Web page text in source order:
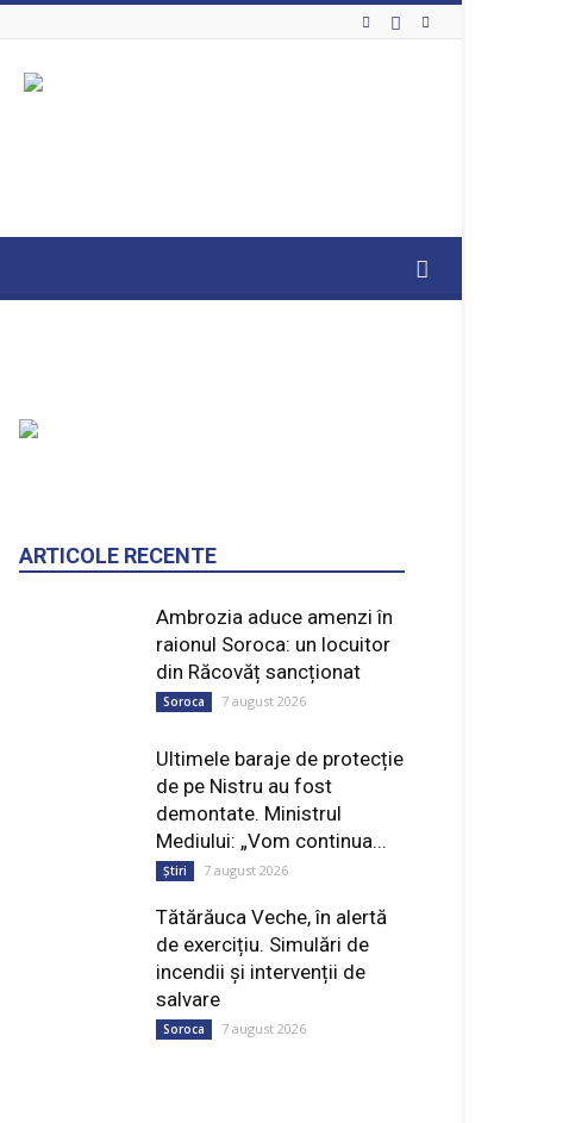
ARTICOLE RECENTE
Ambrozia aduce amenzi în
raionul Soroca: un locuitor
din Răcovăț sancționat
Soroca